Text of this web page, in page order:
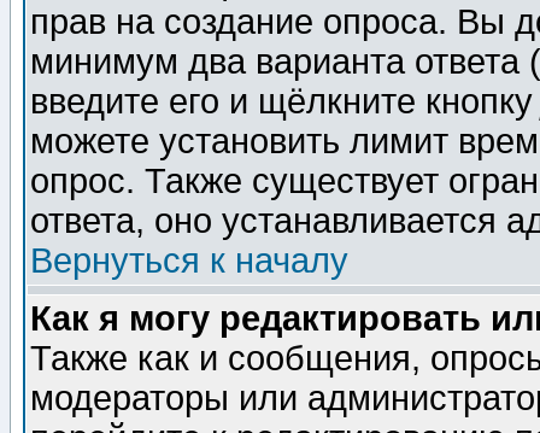
прав на создание опроса. Вы
минимум два варианта ответа
введите его и щёлкните
можете установить лимит
опрос. Также существует
ответа, оно устанавливается
Вернуться к началу
Как я могу редактировать
Также как и сообщения,
модераторы или